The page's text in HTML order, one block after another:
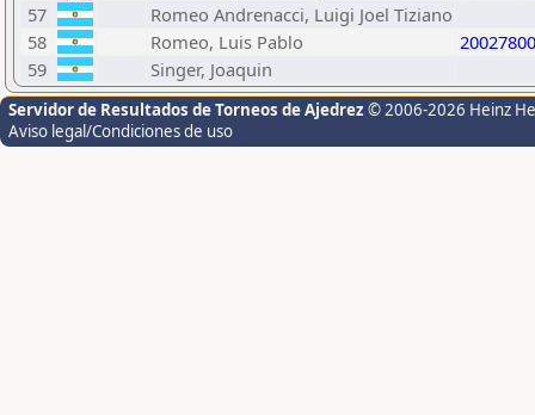
57
Romeo Andrenacci, Luigi Joel Tiziano
58
Romeo, Luis Pablo
20027800
59
Singer, Joaquin
Servidor de Resultados de Torneos de Ajedrez © 2006-2026 Heinz
Aviso legal/Condiciones de uso